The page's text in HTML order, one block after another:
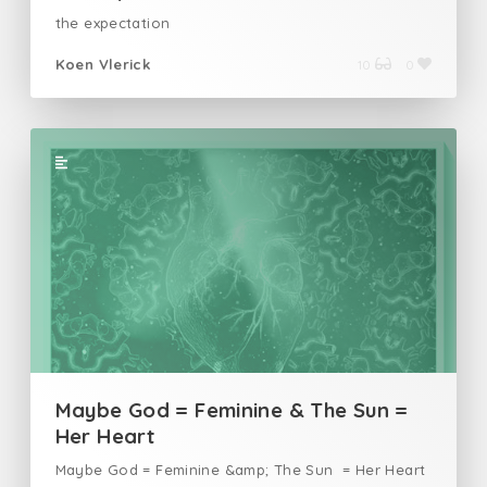
the expectation
Koen Vlerick
Maybe God = Feminine & The Sun =
Her Heart
Maybe God = Feminine &amp; The Sun = Her Heart